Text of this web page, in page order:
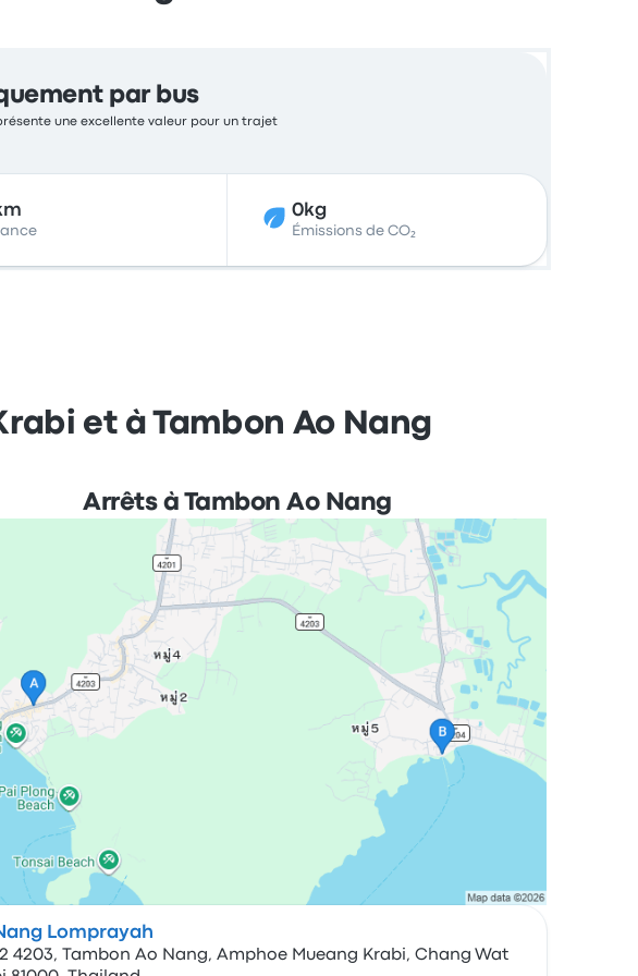
par bus
une excellente valeur pour un trajet
0kg
Émissions de CO₂
et à Tambon Ao Nang
Arrêts à Tambon Ao Nang
Lomprayah
4203, Tambon Ao Nang, Amphoe Mueang Krabi, Chang Wat